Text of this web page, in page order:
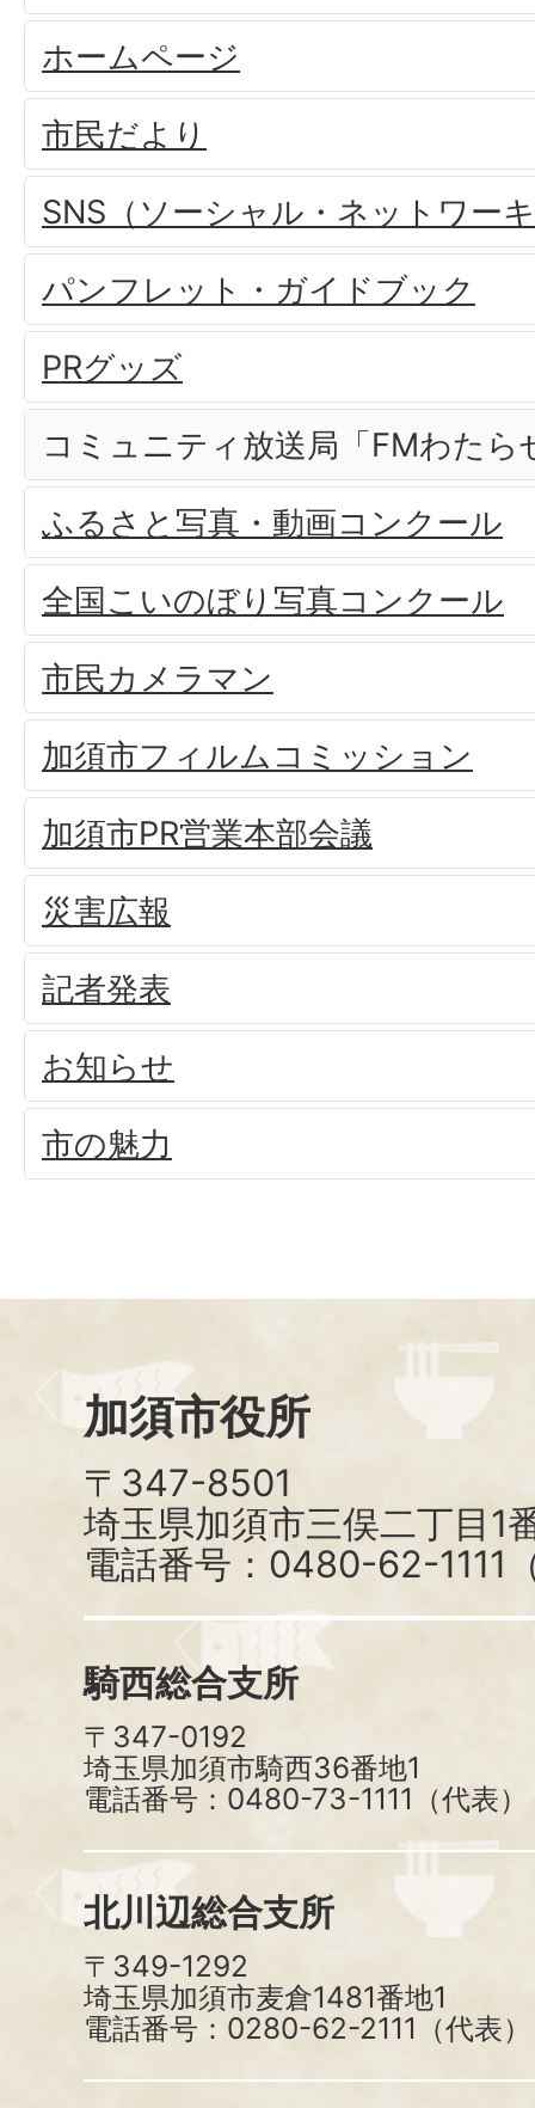
ホームページ
市民だより
SNS（ソーシャル・ネットワー
パンフレット・ガイドブック
PRグッズ
コミュニティ放送局「FMわたら
ふるさと写真・動画コンクール
全国こいのぼり写真コンクール
市民カメラマン
加須市フィルムコミッション
加須市PR営業本部会議
災害広報
記者発表
お知らせ
市の魅力
加須市役所
〒347-8501
埼玉県加須市三俣二丁目1
電話番号：0480-62-1111
騎西総合支所
〒347-0192
埼玉県加須市騎西36番地1
電話番号：0480-73-1111（代表）
北川辺総合支所
〒349-1292
埼玉県加須市麦倉1481番地1
電話番号：0280-62-2111（代表）